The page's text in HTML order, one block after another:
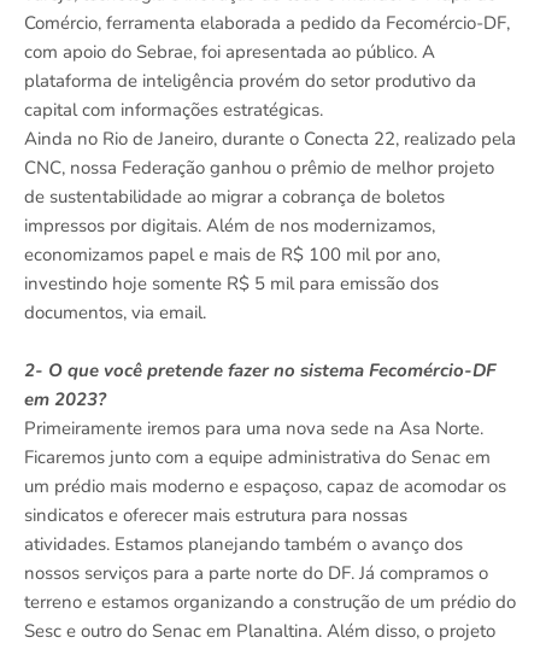
Comércio, ferramenta elaborada a pedido da Fecomércio-DF,
com apoio do Sebrae, foi apresentada ao público. A
plataforma de inteligência provém do setor produtivo da
capital com informações estratégicas.
Ainda no Rio de Janeiro, durante o Conecta 22, realizado pela
CNC, nossa Federação ganhou o prêmio de melhor projeto
de sustentabilidade ao migrar a cobrança de boletos
impressos por digitais. Além de nos modernizamos,
economizamos papel e mais de R$ 100 mil por ano,
investindo hoje somente R$ 5 mil para emissão dos
documentos, via email.
2- O que você pretende fazer no sistema Fecomércio-DF
em 2023?
Primeiramente iremos para uma nova sede na Asa Norte.
Ficaremos junto com a equipe administrativa do Senac em
um prédio mais moderno e espaçoso, capaz de acomodar os
sindicatos e oferecer mais estrutura para nossas
atividades. Estamos planejando também o avanço dos
nossos serviços para a parte norte do DF. Já compramos o
terreno e estamos organizando a construção de um prédio do
Sesc e outro do Senac em Planaltina. Além disso, o projeto